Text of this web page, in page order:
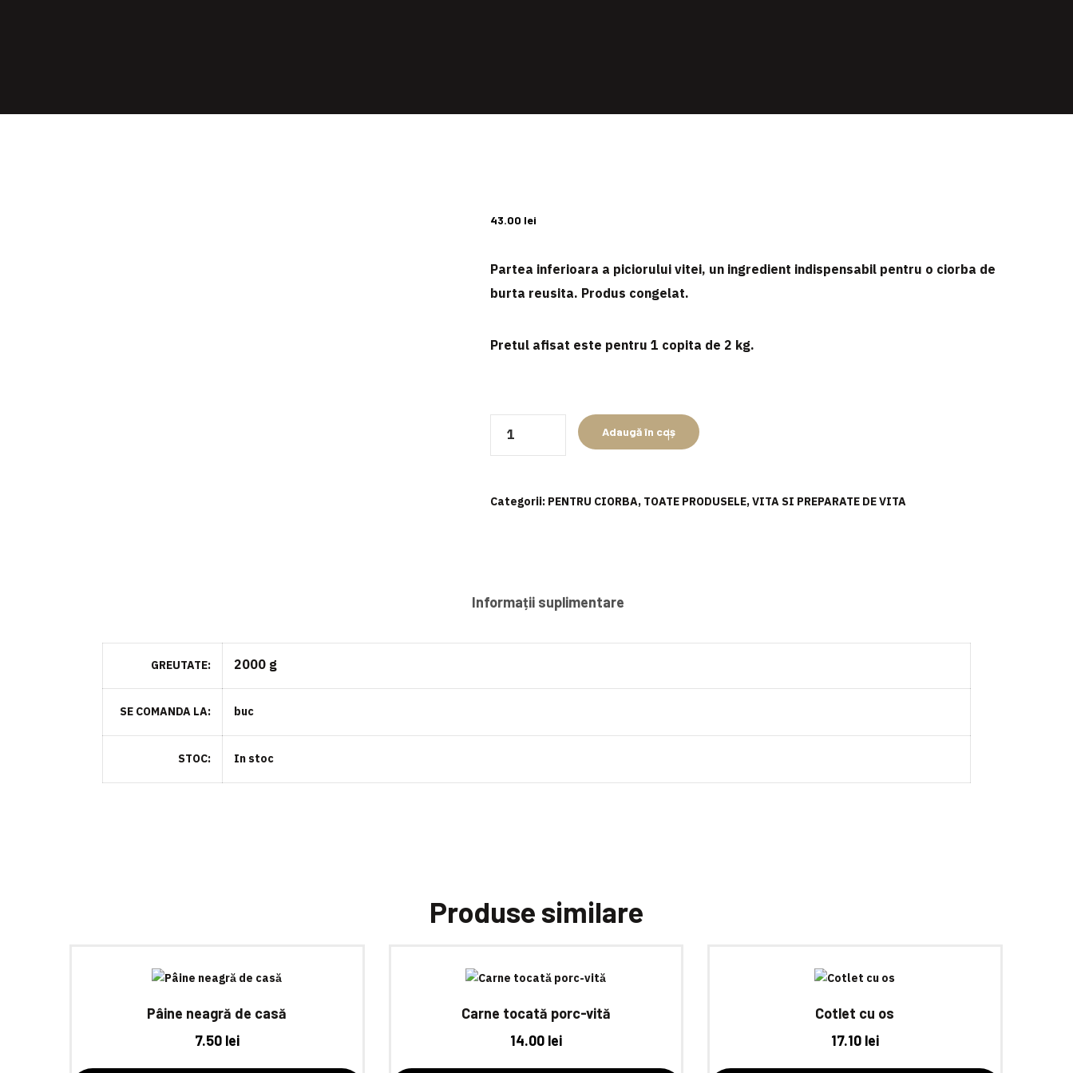
43.00 lei
Partea inferioara a piciorului vitei, un ingredient indispensabil pentru o ciorba de
burta reusita. Produs congelat.
Pretul afisat este pentru1 copita de 2 kg.
Copite
Adaugă în coș
Categorii:PENTRU CIORBA,TOATE PRODUSELE,VITA SI PREPARATE DE VITA
Informații suplimentare
GREUTATE 2000 g
SE COMANDA LA buc
STOC In stoc
Produse similare
Pâine neagră de casă
7.50 lei
Carne tocată porc-vită
14.00 lei
Cotlet cu os
17.10 lei